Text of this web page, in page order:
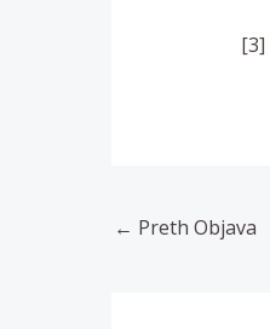
[3]
← Preth Objava